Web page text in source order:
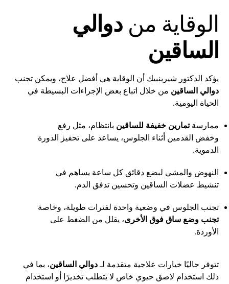
الوقاية مندوالي
الساقين
يؤكد الدكتور شيرينبيك أن الوقاية هي أفضل علاج، ويمكن تجنب
دوالي الساقين من خلال اتباع بعض الإجراءات البسيطة في
الحياة اليومية.
ممارسةتمارين خفيفة للساقين بانتظام، مثل رفع
وخفض القدمين أثناء الجلوس، يساعد على تحفيز الدورة
الدموية.
النهوض والمشي لبضع دقائق كل ساعة يساهم في
تنشيط عضلات الساقين وتحسين تدفق الدم.
تجنب الجلوس في وضعية واحدة لفترات طويلة، وخاصة
تجنب وضع ساق فوق الأخرى، يقلل من الضغط على
الأوردة.
تتوفر حاليًا خيارات علاجية متقدمة لـ دوالي الساقين، بما في
ذلك استخدام لاصق حيوي خاص لا يتطلب تخديرًا أو استخدام